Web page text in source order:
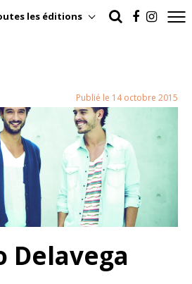
les éditions
Publié le 14 octobre 2015
Delavega